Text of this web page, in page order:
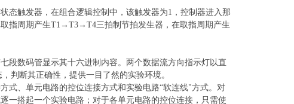
态触发器，在组合逻辑控制中，该触发器为1，控制器进入那
指周期产生T1→T3→T4三拍制节拍发生器，在取指周期产生
段数码管显示其十六进制内容。两个数据流方向指示灯以直
判断其正确性，提供一目了然的实验环境。
式、单元电路的控位连接方式和实验电路“软连线"方式。对
一搭起一个实验电路；对于各单元电路的控位连接，只需使